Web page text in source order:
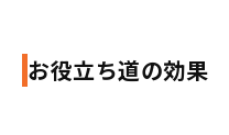
お役立ち道の効果